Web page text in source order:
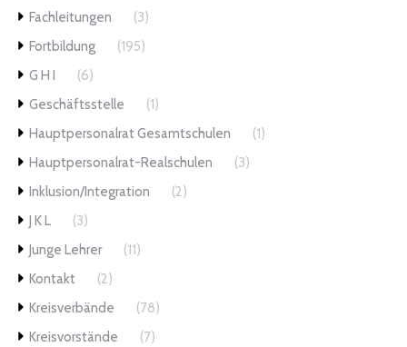
Fachleitungen
(3)
Fortbildung
(195)
G H I
(6)
Geschäftsstelle
(1)
Hauptpersonalrat Gesamtschulen
(1)
Hauptpersonalrat-Realschulen
(3)
Inklusion/Integration
(2)
J K L
(3)
Junge Lehrer
(11)
Kontakt
(2)
Kreisverbände
(78)
Kreisvorstände
(7)